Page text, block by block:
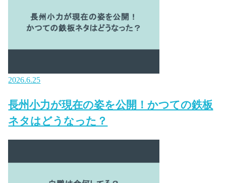
2026.6.25
長州小力が現在の姿を公開！かつての鉄板
ネタはどうなった？